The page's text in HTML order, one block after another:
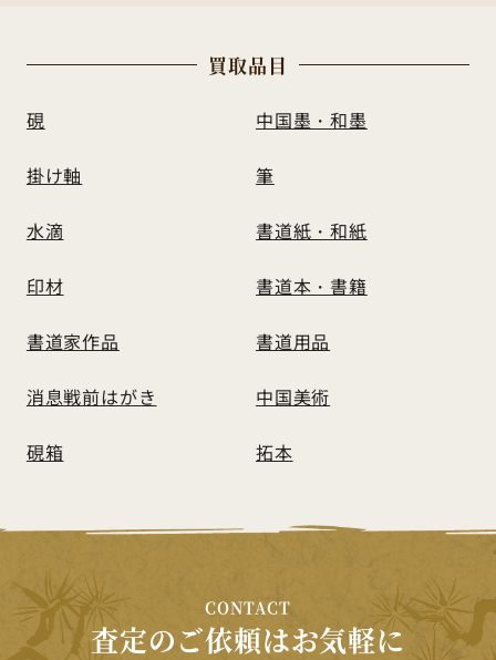
買取品 目
硯 中国墨・和墨
掛け軸 筆
水滴 書道紙・和紙
印材 書道本・書籍
書道家作品 書道用品
消息戦前はがき 中国美術
硯箱 拓本
CONTACT
査定のご依頼はお気軽に